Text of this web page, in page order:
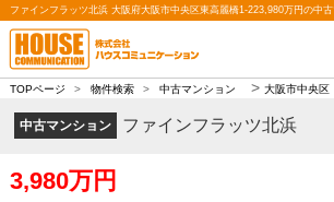
TOPページ > 物件検索 > 中古マンション > 大阪市中央区
中古マンション ファインフラッツ北浜
3,980万円